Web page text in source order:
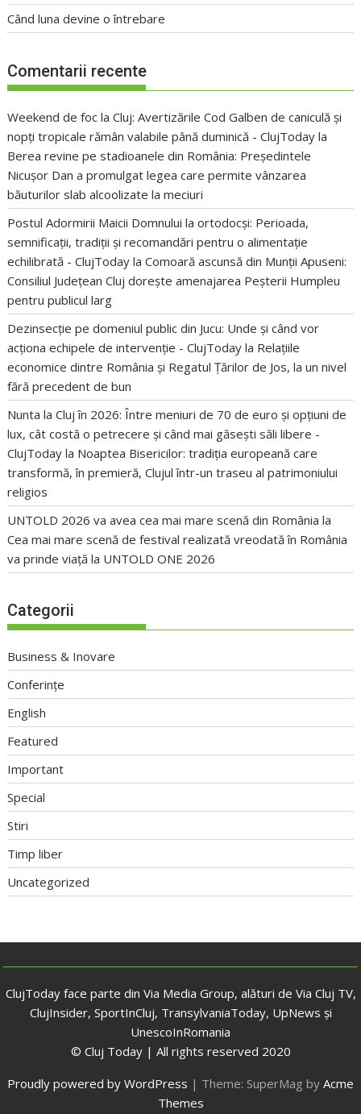
Când luna devine o întrebare
Comentarii recente
Weekend de foc la Cluj: Avertizările Cod Galben de caniculă și
nopți tropicale rămân valabile până duminică - ClujToday la
Berea revine pe stadioanele din România: Președintele
Nicușor Dan a promulgat legea care permite vânzarea
băuturilor slab alcoolizate la meciuri
Postul Adormirii Maicii Domnului la ortodocși: Perioada,
semnificații, tradiții și recomandări pentru o alimentație
echilibrată - ClujToday laComoară ascunsă din Munții Apuseni:
Consiliul Județean Cluj dorește amenajarea Peșterii Humpleu
pentru publicul larg
Dezinsecție pe domeniul public din Jucu: Unde și când vor
acționa echipele de intervenție - ClujToday la Relațiile
economice dintre România și Regatul Țărilor de Jos, la un nivel
fără precedent de bun
Nunta la Cluj în 2026: Între meniuri de 70 de euro și opțiuni de
lux, cât costă o petrecere și când mai găsești săli libere -
ClujToday la Noaptea Bisericilor: tradiția europeană care
transformă, în premieră, Clujul într-un traseu al patrimoniului
religios
UNTOLD 2026 va avea cea mai mare scenă din România la
Cea mai mare scenă de festival realizată vreodată în România
va prinde viață la UNTOLD ONE 2026
Categorii
Business & Inovare
Conferințe
English
Featured
Important
Special
Stiri
Timp liber
Uncategorized
ClujToday face parte din Via Media Group, alături de Via Cluj TV,
ClujInsider, SportInCluj, TransylvaniaToday, UpNews și
UnescoInRomania
© Cluj Today | All rights reserved 2020
Proudly powered by WordPress | Theme: SuperMag by Acme
Themes